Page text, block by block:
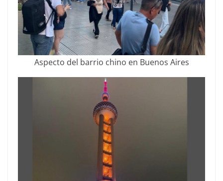
Aspecto del barrio chino en Buenos Aires